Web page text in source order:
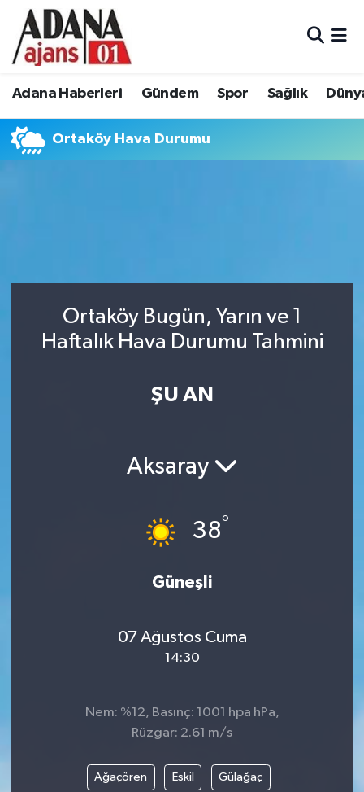
Adana Haberleri Gündem Spor Sağlık
Ortaköy Hava Durumu
Ortaköy Bugün, Yarın ve 1
Haftalık Hava Durumu Tahmini
ŞU AN
Aksaray
38°
Güneşli
07 Ağustos Cuma
14:30
Nem: %12, Basınç: 1001 hpa hPa,
Rüzgar: 2.61 m/s
Ağaçören Eskil Gülağaç
Adana Haberleri
Spor
Siyaset
Ekonomi
Adana Nöbetçi Eczaneler
Adana Namaz Vakitleri
Son Dakika Haberleri
Haber Arşivi